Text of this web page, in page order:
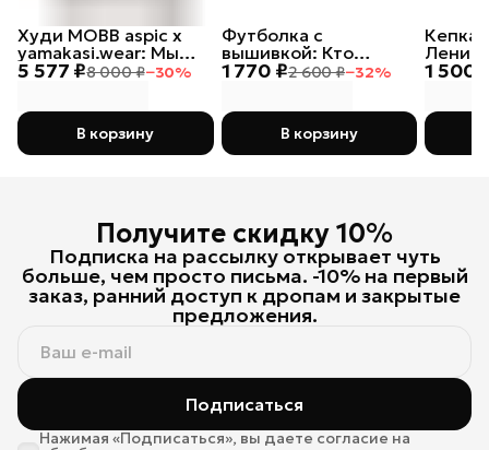
5 577 ₽8 000 ₽−30%
Худи MOBB aspic х
yamakasi.wear: Мы
русские, с нами Бог
В корзину
1 770 ₽2 600 ₽−32%
Футболка с
вышивкой: Кто
посеет зло в сердце
В корзину
1 500
Кепка
Получите скидку 10%
Подписка на рассылку открывает чуть
больше, чем просто письма. -10% на первый
заказ, ранний доступ к дропам и закрытые
предложения.
Подписаться
Нажимая «Подписаться», вы даете согласие на